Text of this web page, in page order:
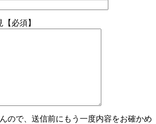
【必須】
ので、送信前にもう一度内容をお確かめ